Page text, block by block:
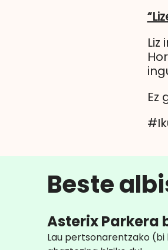
Ez
Beste
Asterix Parkera
Lau pertsonarentzako